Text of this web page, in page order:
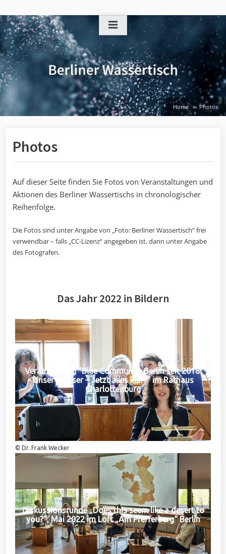
to
content
Home Photos
Photos
Auf dieser Seite finden Sie Fotos von Veranstaltungen und
Aktionen des Berliner Wassertischs in chronologischer
Reihenfolge.
Die Fotos sind unter Angabe von „Foto: Berliner Wassertisch“ frei
verwendbar – falls „CC-Lizenz“ angegeben ist, dann unter Angabe
des Fotografen.
Das Jahr 2022 in Bildern
Veranstaltung "Blue Community Berlin seit 2018:
Unser Wasser – Jetzt alles klar?" im Rathaus
Charlottenburg
© Dr. Frank Wecker
Diskussionsrunde „Does this seem like a desert to
you?“, Mai 2022 im Loft „Am Pfefferberg“ Berlin